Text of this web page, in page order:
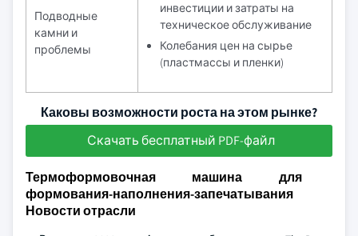
Подводные
камни и
проблемы
инвестиции и затраты на
техническое обслуживание
Колебания цен на сырье
(пластмассы и пленки)
Каковы возможности роста на этом рынке?
Скачать бесплатный PDF-файл
Термоформовочная машина для
формования-наполнения-запечатывания
Новости отрасли